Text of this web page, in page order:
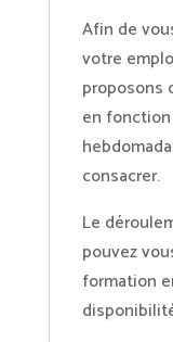
Afin de
votre
proposons
en fonction
consacrer.
Le
pouvez
formation